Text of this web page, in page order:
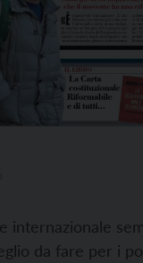
internazionale
da fare per i